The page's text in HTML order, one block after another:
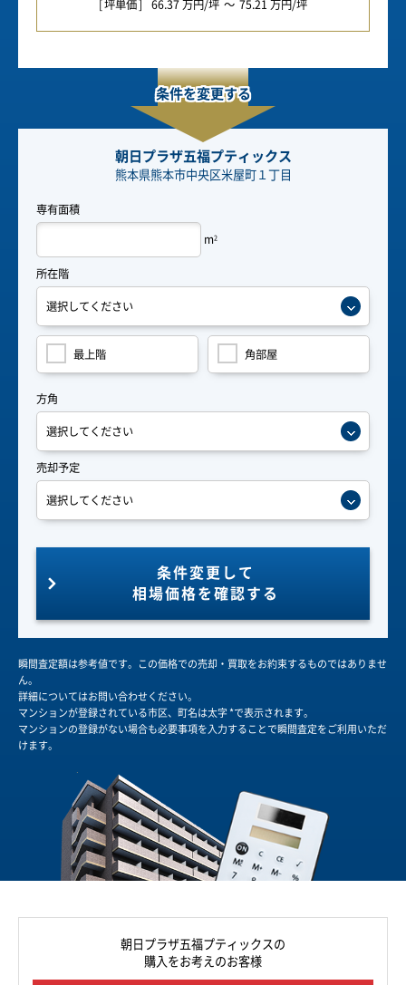
坪単価 66.37 万円/坪 75.21 万円/坪
条件を変更する
朝日プラザ五福プティックス
熊本県熊本市中央区米屋町１丁目
専有面積
m2
所在階
最上階 角部屋
方角
売却予定
条件変更して
相場価格を確認する
瞬間査定額は参考値です。この価格での売却・買取をお約束するものではありませ
ん。
詳細についてはお問い合わせください。
マンションが登録されている市区、町名は太字 *で表示されます。
マンションの登録がない場合も必要事項を入力することで瞬間査定をご利用いただ
けます。
朝日プラザ五福プティックスの
購入をお考えのお客様